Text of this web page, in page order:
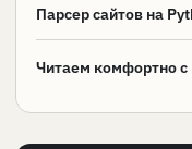
Парсер сайтов на
Читаем комфортно с